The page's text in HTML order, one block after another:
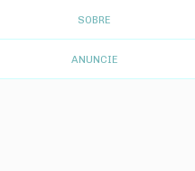
SOBRE
ANUNCIE